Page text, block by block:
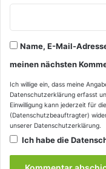
Name, E-Mail-
meinen nächsten
Ich willige ein, dass meine
Datenschutzerklärung erfasst
Einwilligung kann jederzeit für
(Datenschutzbeauftragter)
unserer Datenschutzerklärung.
Ich habe die